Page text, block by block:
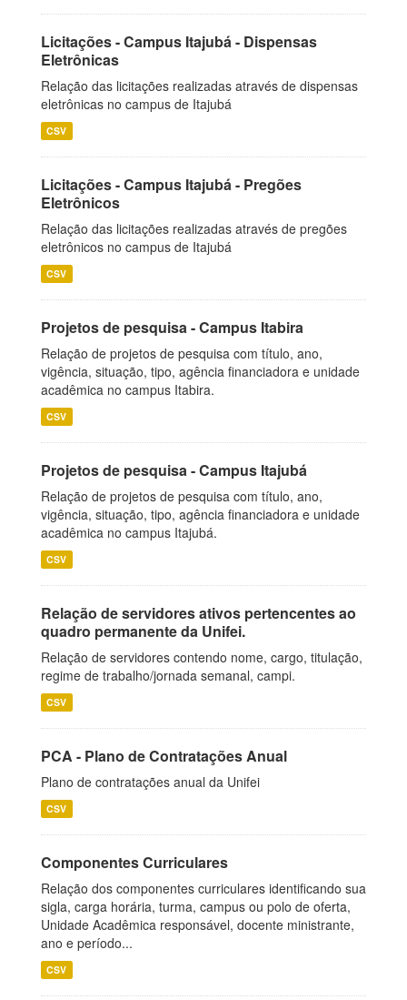
Licitações - Campus Itajubá - Dispensas
Eletrônicas
Relação das licitações realizadas através de dispensas
eletrônicas no campus de Itajubá
CSV
Licitações - Campus Itajubá - Pregões
Eletrônicos
Relação das licitações realizadas através de pregões
eletrônicos no campus de Itajubá
CSV
Projetos de pesquisa - Campus Itabira
Relação de projetos de pesquisa com título, ano,
vigência, situação, tipo, agência financiadora e unidade
acadêmica no campus Itabira.
CSV
Projetos de pesquisa - Campus Itajubá
Relação de projetos de pesquisa com título, ano,
vigência, situação, tipo, agência financiadora e unidade
acadêmica no campus Itajubá.
CSV
Relação de servidores ativos pertencentes ao
quadro permanente da Unifei.
Relação de servidores contendo nome, cargo, titulação,
regime de trabalho/jornada semanal, campi.
CSV
PCA - Plano de Contratações Anual
Plano de contratações anual da Unifei
CSV
Componentes Curriculares
Relação dos componentes curriculares identificando sua
sigla, carga horária, turma, campus ou polo de oferta,
Unidade Acadêmica responsável, docente ministrante,
ano e período...
CSV